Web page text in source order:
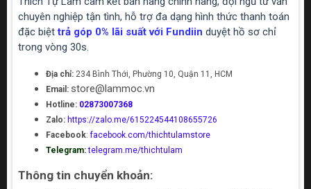
chuyên nghiệp tận tình, hỗ trợ đa dạng hình thức thanh toán
đặc biệttrả góp 0% lãi suất với Fundiin duyệt hồ sơ chỉ
trong vòng 30s.
Địa chỉ: 234 Bình Thới, Phường 10, Quận 11, HCM
Email: store@lammoc.vn
Hotline: 02873007368
Zalo: https://zalo.me/615224544108655726
Facebook:facebook.com/thichtulamstore
Telegram: telegram.me/thichtulam
Thông tin chuyển khoản: